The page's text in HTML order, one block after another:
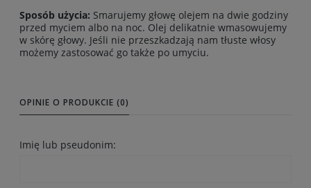
Sposób użycia: Smarujemy głowę olejem na dwie godziny
przed myciem albo na noc. Olej delikatnie wmasowujemy
w skórę głowy. Jeśli nie przeszkadzają nam tłuste włosy
możemy zastosować go także po umyciu.
OPINIE O PRODUKCIE (0)
Imię lub pseudonim: